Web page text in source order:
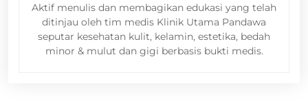
Aktif menulis dan membagikan edukasi yang telah
ditinjau oleh tim medis Klinik Utama Pandawa
seputar kesehatan kulit, kelamin, estetika, bedah
minor & mulut dan gigi berbasis bukti medis.